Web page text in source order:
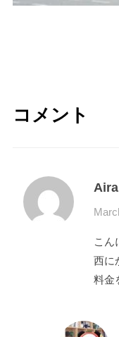
コメント
Aira
こん
西に
料金